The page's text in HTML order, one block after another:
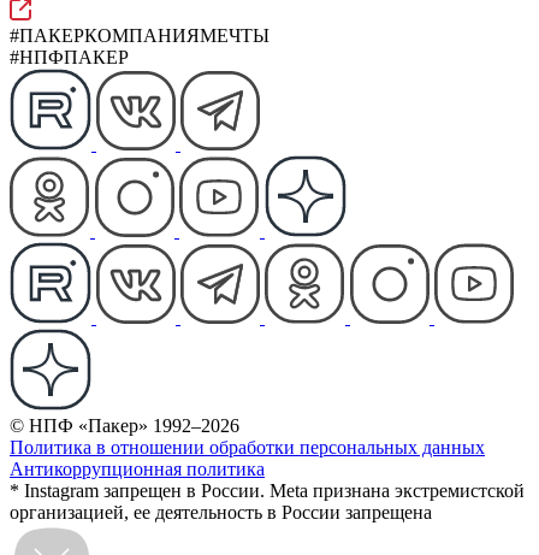
#ПАКЕРКОМПАНИЯМЕЧТЫ
#НПФПАКЕР
© НПФ «Пакер» 1992–2026
Политика в отношении обработки персональных данных
Антикоррупционная политика
* Instagram запрещен в России. Meta признана экстремистской
организацией, ее деятельность в России запрещена